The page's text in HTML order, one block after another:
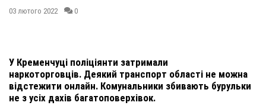
03 лютого 2022 0
У Кременчуці поліціянти затримали
наркоторговців. Деякий транспорт області не можна
відстежити онлайн. Комунальники збивають бурульки
не з усіх дахів багатоповерхівок.